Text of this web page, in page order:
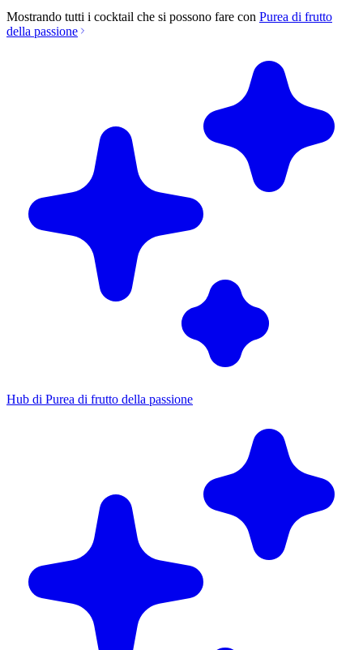
Mostrando tutti i cocktail che si possono fare con Purea di frutto
della passione
Hub di Purea di frutto della passione